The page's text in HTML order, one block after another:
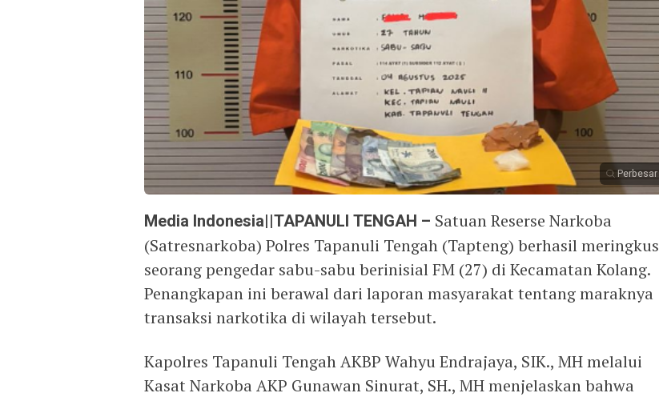
Perbesar
Media Indonesia||TAPANULI TENGAH – Satuan Reserse Narkoba
(Satresnarkoba) Polres Tapanuli Tengah (Tapteng) berhasil meringkus
seorang pengedar sabu-sabu berinisial FM (27) di Kecamatan Kolang.
Penangkapan ini berawal dari laporan masyarakat tentang maraknya
transaksi narkotika di wilayah tersebut.
Kapolres Tapanuli Tengah AKBP Wahyu Endrajaya, SIK., MH melalui
Kasat Narkoba AKP Gunawan Sinurat, SH., MH menjelaskan bahwa